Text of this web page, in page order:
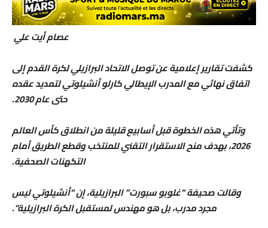
عصام أيت علي
كشفت تقارير إعلامية عن توصل الاتحاد البرازيلي لكرة القدم إلى
اتفاق نهائي مع المدرب الإيطالي كارلو أنشيلوتي لتمديد عقده
حتى عام 2030.
وتأتي هذه الخطوة قبل أسابيع قليلة من انطلاق كأس العالم
2026، بهدف منح الاستقرار التقني للمنتخب وقطع الطريق أمام
التكهنات الصحفية.
وقالت صحيفة “غلوبو سبورت” البرازيلية، إن “أنشيلوتي ليس
مجرد مدرب، بل هو مهندس لمستقبل الكرة البرازيلية”.